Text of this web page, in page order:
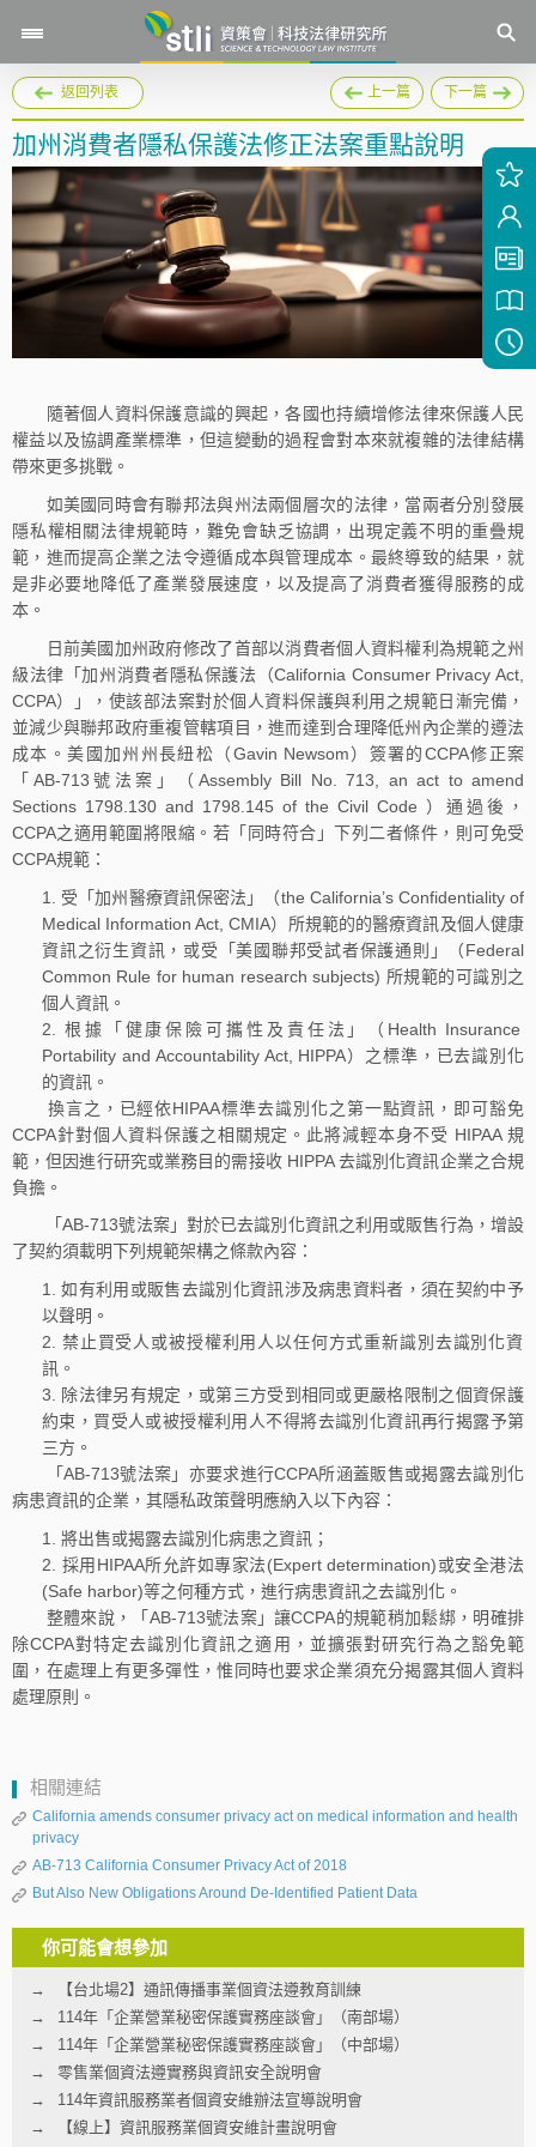
返回列表 上一篇 下一篇
加州消費者隱私保護法修正法案重點說明
隨著個人資料保護意識的興起，各國也持續增修法律來保護人民
權益以及協調產業標準，但這變動的過程會對本來就複雜的法律結構
帶來更多挑戰。
如美國同時會有聯邦法與州法兩個層次的法律，當兩者分別發展
隱私權相關法律規範時，難免會缺乏協調，出現定義不明的重疊規
範，進而提高企業之法令遵循成本與管理成本。最終導致的結果，就
是非必要地降低了產業發展速度，以及提高了消費者獲得服務的成
本。
日前美國加州政府修改了首部以消費者個人資料權利為規範之州
級法律「加州消費者隱私保護法（California Consumer Privacy Act,
CCPA）」，使該部法案對於個人資料保護與利用之規範日漸完備，
並減少與聯邦政府重複管轄項目，進而達到合理降低州內企業的遵法
成本。美國加州州長紐松（Gavin Newsom）簽署的CCPA修正案
「AB-713號法案」（Assembly Bill No. 713, an act to amend
Sections 1798.130 and 1798.145 of the Civil Code ）通過後，
CCPA之適用範圍將限縮。若「同時符合」下列二者條件，則可免受
CCPA規範：
受「加州醫療資訊保密法」（the California’s Confidentiality of
Medical Information Act, CMIA）所規範的的醫療資訊及個人健康
資訊之衍生資訊，或受「美國聯邦受試者保護通則」（Federal
Common Rule for human research subjects) 所規範的可識別之
個人資訊。
根據「健康保險可攜性及責任法」（Health Insurance
Portability and Accountability Act, HIPPA）之標準，已去識別化
的資訊。
換言之，已經依HIPAA標準去識別化之第一點資訊，即可豁免
CCPA針對個人資料保護之相關規定。此將減輕本身不受 HIPAA 規
範，但因進行研究或業務目的需接收 HIPPA 去識別化資訊企業之合規
負擔。
「AB-713號法案」對於已去識別化資訊之利用或販售行為，增設
了契約須載明下列規範架構之條款內容：
如有利用或販售去識別化資訊涉及病患資料者，須在契約中予
以聲明。
禁止買受人或被授權利用人以任何方式重新識別去識別化資
訊。
除法律另有規定，或第三方受到相同或更嚴格限制之個資保護
約束，買受人或被授權利用人不得將去識別化資訊再行揭露予第
三方。
「AB-713號法案」亦要求進行CCPA所涵蓋販售或揭露去識別化
病患資訊的企業，其隱私政策聲明應納入以下內容：
將出售或揭露去識別化病患之資訊；
採用HIPAA所允許如專家法(Expert determination)或安全港法
(Safe harbor)等之何種方式，進行病患資訊之去識別化。
整體來說，「AB-713號法案」讓CCPA的規範稍加鬆綁，明確排
除CCPA對特定去識別化資訊之適用，並擴張對研究行為之豁免範
圍，在處理上有更多彈性，惟同時也要求企業須充分揭露其個人資料
處理原則。
相關連結
California amends consumer privacy act on medical information and health
privacy
AB-713 California Consumer Privacy Act of 2018
But Also New Obligations Around De-Identified Patient Data
你可能會想參加
【台北場2】通訊傳播事業個資法遵教育訓練
114年「企業營業秘密保護實務座談會」（南部場）
114年「企業營業秘密保護實務座談會」（中部場）
零售業個資法遵實務與資訊安全說明會
114年資訊服務業者個資安維辦法宣導說明會
【線上】資訊服務業個資安維計畫說明會